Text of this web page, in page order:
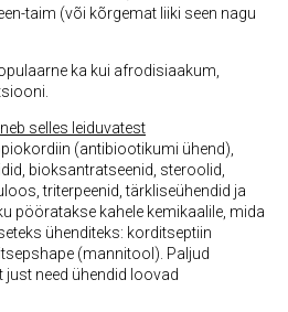
taim (või kõrgemat liiki seen nagu
ka kui afrodisiaakum,
selles leiduvatest
(antibiootikumi ühend),
bioksantratseenid, steroolid,
triterpeenid, tärkliseühendid ja
pööratakse kahele kemikaalile, mida
ühenditeks: korditseptiin
(mannitool). Paljud
need ühendid loovad